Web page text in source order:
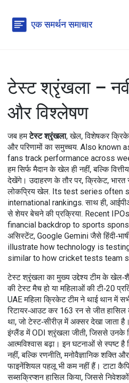
टेस्ट श्रृंखला –
और विश्लेषण
जब हमटेस्ट श्रृंखला,खेल, विशेषकर
और परिणामों का समुच्चय. Also known
fans track performance across
हम सिर्फ मैदान के खेल ही नहीं, बल्कि
देखेंगे। उदाहरण के तौर पर,क्रिकेट,
लोकप्रिय खेल. Its test series often
international rankings. साथ ही,
से शेयर बेचने की प्रक्रिया. Recent
financial backdrop to sports
असिस्टेंट, Google Gemini जैसे
illustrate how technology is
similar to how cricket tests team
टेस्ट श्रृंखला का मुख्य उद्देश्य टीम के
की टेस्ट मैच हो या महिलाओं की टी‑20
UAE महिला क्रिकेट टीम ने थाई थान में
रिटायर‑आउट कर 163 रन से जीत
था, जो टेस्ट‑सीरीज़ में अक्सर देखा जाता
इंग्लैंड में ODI श्रृंखला जीती, जिससे उनके
आत्मविश्वास बढ़ा। इन घटनाओं से स्पष्ट
नहीं, बल्कि रणनीति, मनोवैज्ञानिक शक्ति
फाइनेंशियल पहलू भी कम नहीं हैं। टाटा
सब्सक्रिप्शन हासिल किया, जिससे